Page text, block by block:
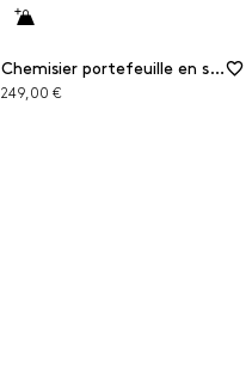
Chemisier portefeuille en soie
249,00 €